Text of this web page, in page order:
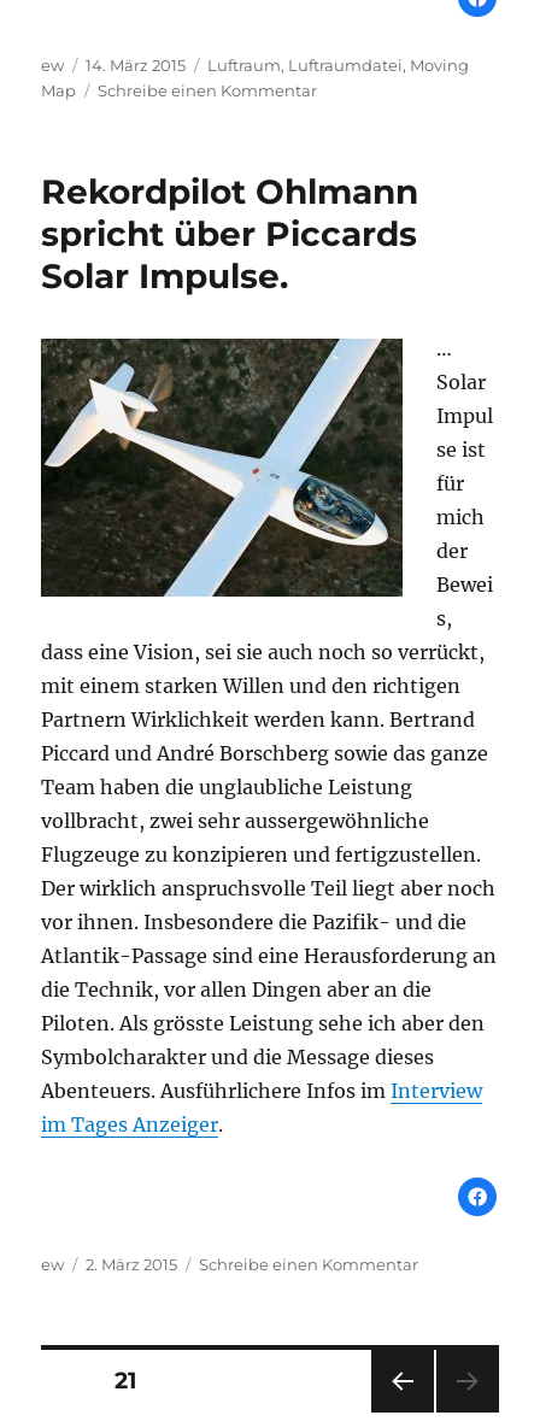
Autor
ew
Veröffentlicht
am
14. März 2015 Schlagwörter
Luftraum, Luftraumdatei, Moving
Map
Schreibe einen Kommentarzu
Rekordpilot Ohlmann
spricht über Piccards
Solar Impulse.
…
Solar
Impul
se ist
für
mich
der
Bewei
s,
dass eine Vision, sei sie auch noch so verrückt,
mit einem starken Willen und den richtigen
Partnern Wirklichkeit werden kann. Bertrand
Piccard und André Borschberg sowie das ganze
Team haben die unglaubliche Leistung
vollbracht, zwei sehr aussergewöhnliche
Flugzeuge zu konzipieren und fertigzustellen.
Der wirklich anspruchsvolle Teil liegt aber noch
vor ihnen. Insbesondere die Pazifik- und die
Atlantik-Passage sind eine Herausforderung an
die Technik, vor allen Dingen aber an die
Piloten. Als grösste Leistung sehe ich aber den
Symbolcharakter und die Message dieses
Abenteuers. Ausführlichere Infos imInterview
im Tages Anzeiger.
Autor
ew
Veröffentlicht
2. März 2015 Schreibe einen Kommentarzu
Piccards
Solar
Seitennummerierung
SEITE21